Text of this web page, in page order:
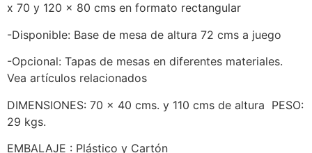
x 70 y 120 x 80 cms en formato rectangular
-Disponible: Base de mesa de altura 72 cms a juego
-Opcional: Tapas de mesas en diferentes materiales.
Vea artículos relacionados
DIMENSIONES: 70 x 40 cms. y 110 cms de altura PESO:
29 kgs.
EMBALAJE : Plástico y Cartón